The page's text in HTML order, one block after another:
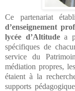
Ce partenariat
d’enseignement
lycée d’Altitudea
spécifiques de
service du
médiation propres,
étaient à la
supports